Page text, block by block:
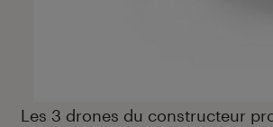
Les 3 drones du constructeur